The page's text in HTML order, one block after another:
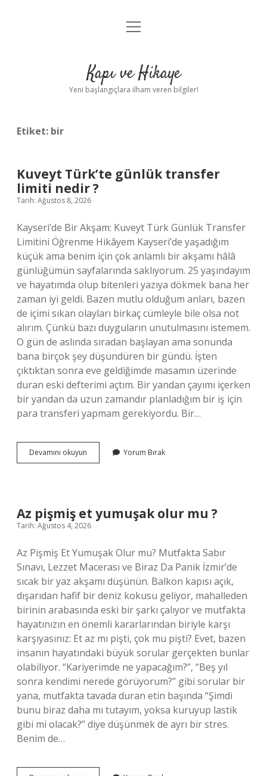
Anasayfa
Yasal Uyarı
menüyü
Kapı ve Hikaye
Yeni başlangıçlara ilham veren bilgiler!
Etiket: bir
Kuveyt Türk’te günlük transfer
limiti nedir ?
Tarih: Ağustos 8, 2026
Kayseri’de Bir Akşam: Kuveyt Türk Günlük Transfer
Limitini Öğrenme Hikâyem Kayseri’de yaşadığım
küçük ama benim için çok anlamlı bir akşamı hâlâ
günlüğümün sayfalarında saklıyorum. 25 yaşındayım
ve hayatımda olup bitenleri yazıya dökmek bana her
zaman iyi geldi. Bazen mutlu olduğum anları, bazen
de içimi sıkan olayları birkaç cümleyle bile olsa not
alırım. Çünkü bazı duyguların unutulmasını istemem.
O gün de aslında sıradan başlayan ama sonunda
bana birçok şey düşündüren bir gündü. İşten
çıktıktan sonra eve geldiğimde masamın üzerinde
duran eski defterimi açtım. Bir yandan çayımı içerken
bir yandan da uzun zamandır planladığım bir iş için
para transferi yapmam gerekiyordu. Bir…
Devamını okuyun
Türk’te
?
Yorum Bırak
Az pişmiş et yumuşak olur mu ?
Tarih: Ağustos 4, 2026
Az Pişmiş Et Yumuşak Olur mu? Mutfakta Sabır
Sınavı, Lezzet Macerası ve Biraz Da Panik İzmir’de
sıcak bir yaz akşamı düşünün. Balkon kapısı açık,
dışarıdan hafif bir deniz kokusu geliyor, mahalleden
birinin arabasında eski bir şarkı çalıyor ve mutfakta
hayatınızın en önemli kararlarından biriyle karşı
karşıyasınız: Et az mı pişti, çok mu pişti? Evet, bazen
insanın hayatındaki büyük sorular gerçekten bunlar
olabiliyor. “Kariyerimde ne yapacağım?”, “Beş yıl
sonra kendimi nerede görüyorum?” gibi sorular bir
yana, mutfakta tavada duran etin başında “Şimdi
bunu biraz daha mı tutayım, yoksa kuruyup lastik
gibi mi olacak?” diye düşünmek de ayrı bir stres.
Benim de…